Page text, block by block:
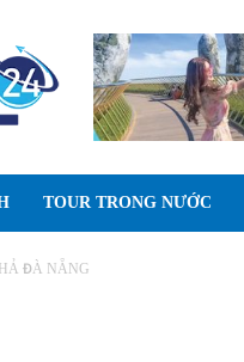
TOUR TRONG NƯỚC
ĐÀ NẴNG